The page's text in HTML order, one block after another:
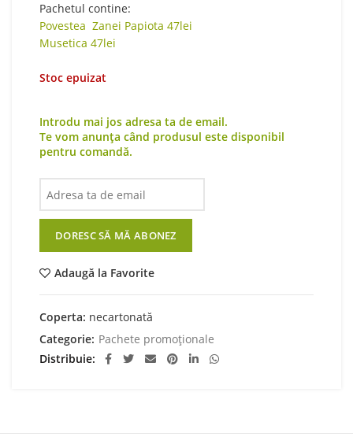
Pachetul contine:
Povestea Zanei Papiota 47lei
Musetica 47lei
Stoc epuizat
Introdu mai jos adresa ta de email.
Te vom anunța când produsul este disponibil
pentru comandă.
DORESC SĂ MĂ ABONEZ
Adaugă la Favorite
Coperta: necartonată
Categorie: Pachete promoționale
Distribuie